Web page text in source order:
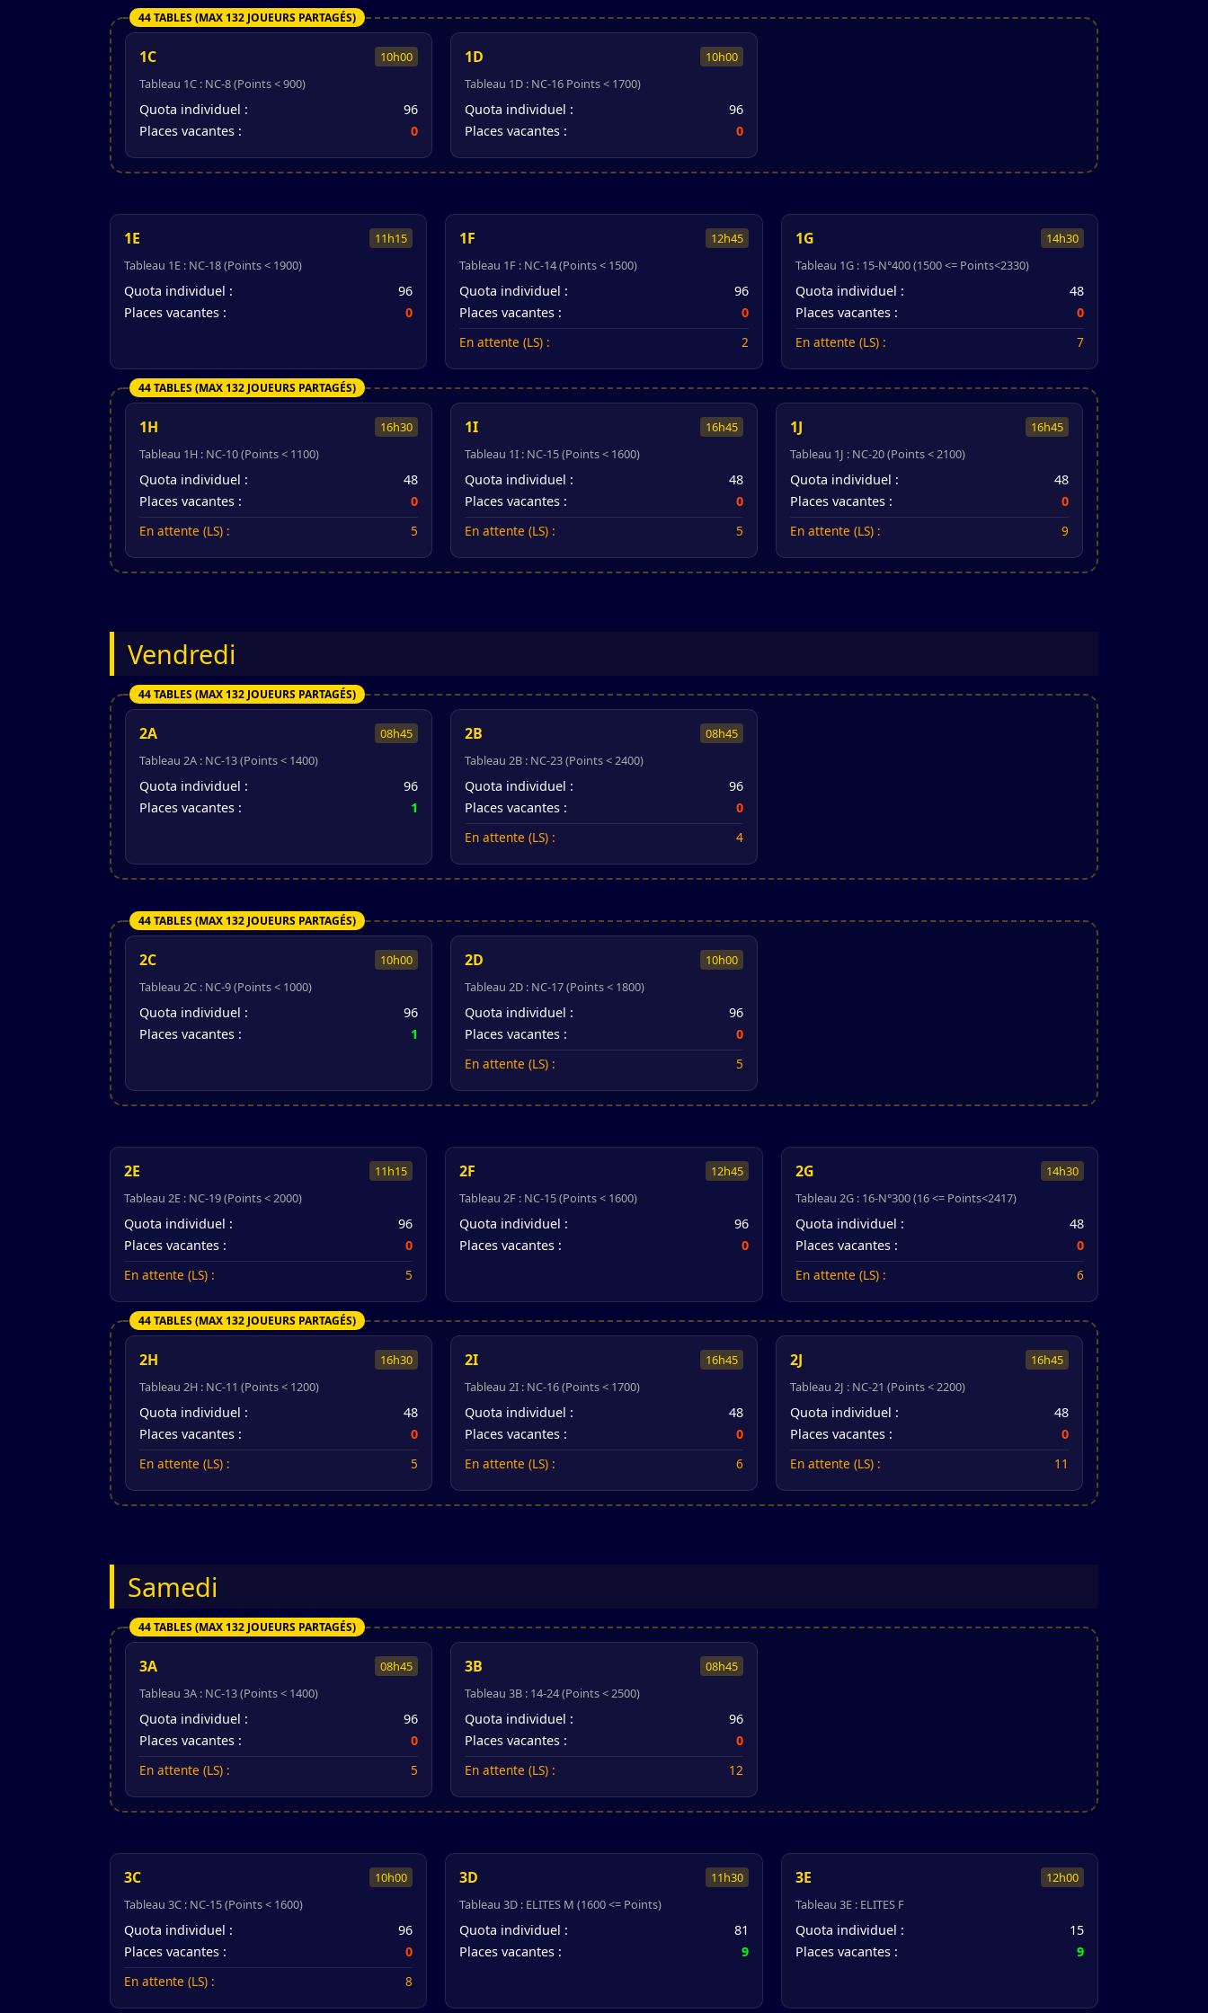
44 TABLES (MAX 132 JOUEURS PARTAGÉS)
1C
10h00
Tableau 1C : NC-8 (Points < 900)
Quota individuel :
96
Places vacantes :
0
1D
10h00
Tableau 1D : NC-16 Points < 1700)
Quota individuel :
96
Places vacantes :
0
1E
11h15
Tableau 1E : NC-18 (Points < 1900)
Quota individuel :
96
Places vacantes :
0
1F
12h45
Tableau 1F : NC-14 (Points < 1500)
Quota individuel :
96
Places vacantes :
0
En attente (LS) :
2
1G
14h30
Tableau 1G : 15-N°400 (1500 <= Points<2330)
Quota individuel :
48
Places vacantes :
0
En attente (LS) :
7
44 TABLES (MAX 132 JOUEURS PARTAGÉS)
1H
16h30
Tableau 1H : NC-10 (Points < 1100)
Quota individuel :
48
Places vacantes :
0
En attente (LS) :
5
1I
16h45
Tableau 1I : NC-15 (Points < 1600)
Quota individuel :
48
Places vacantes :
0
En attente (LS) :
5
1J
16h45
Tableau 1J : NC-20 (Points < 2100)
Quota individuel :
48
Places vacantes :
0
En attente (LS) :
9
Vendredi
44 TABLES (MAX 132 JOUEURS PARTAGÉS)
2A
08h45
Tableau 2A : NC-13 (Points < 1400)
Quota individuel :
96
Places vacantes :
1
2B
08h45
Tableau 2B : NC-23 (Points < 2400)
Quota individuel :
96
Places vacantes :
0
En attente (LS) :
4
44 TABLES (MAX 132 JOUEURS PARTAGÉS)
2C
10h00
Tableau 2C : NC-9 (Points < 1000)
Quota individuel :
96
Places vacantes :
1
2D
10h00
Tableau 2D : NC-17 (Points < 1800)
Quota individuel :
96
Places vacantes :
0
En attente (LS) :
5
2E
11h15
Tableau 2E : NC-19 (Points < 2000)
Quota individuel :
96
Places vacantes :
0
En attente (LS) :
5
2F
12h45
Tableau 2F : NC-15 (Points < 1600)
Quota individuel :
96
Places vacantes :
0
2G
14h30
Tableau 2G : 16-N°300 (16 <= Points<2417)
Quota individuel :
48
Places vacantes :
0
En attente (LS) :
6
44 TABLES (MAX 132 JOUEURS PARTAGÉS)
2H
16h30
Tableau 2H : NC-11 (Points < 1200)
Quota individuel :
48
Places vacantes :
0
En attente (LS) :
5
2I
16h45
Tableau 2I : NC-16 (Points < 1700)
Quota individuel :
48
Places vacantes :
0
En attente (LS) :
6
2J
16h45
Tableau 2J : NC-21 (Points < 2200)
Quota individuel :
48
Places vacantes :
0
En attente (LS) :
11
Samedi
44 TABLES (MAX 132 JOUEURS PARTAGÉS)
3A
08h45
Tableau 3A : NC-13 (Points < 1400)
Quota individuel :
96
Places vacantes :
0
En attente (LS) :
5
3B
08h45
Tableau 3B : 14-24 (Points < 2500)
Quota individuel :
96
Places vacantes :
0
En attente (LS) :
12
3C
10h00
Tableau 3C : NC-15 (Points < 1600)
Quota individuel :
96
Places vacantes :
0
En attente (LS) :
8
3D
11h30
Tableau 3D : ELITES M (1600 <= Points)
Quota individuel :
81
Places vacantes :
9
3E
12h00
Tableau 3E : ELITES F
Quota individuel :
15
Places vacantes :
9